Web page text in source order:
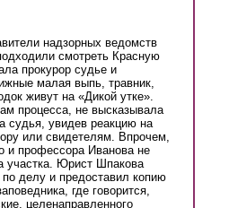
надзорных ведомств
смотреть Красную
прокурор судье и
малая выпь, травник,
живут на «Дикой утке».
процесса, не высказывала
судья, увидев реакцию на
или свидетелям. Впрочем,
и профессора Иванова не
участка. Юрист Шпакова
делу и предоставил копию
где говорится,
целенаправленного